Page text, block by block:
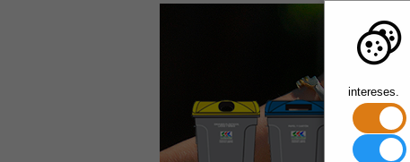
intereses.